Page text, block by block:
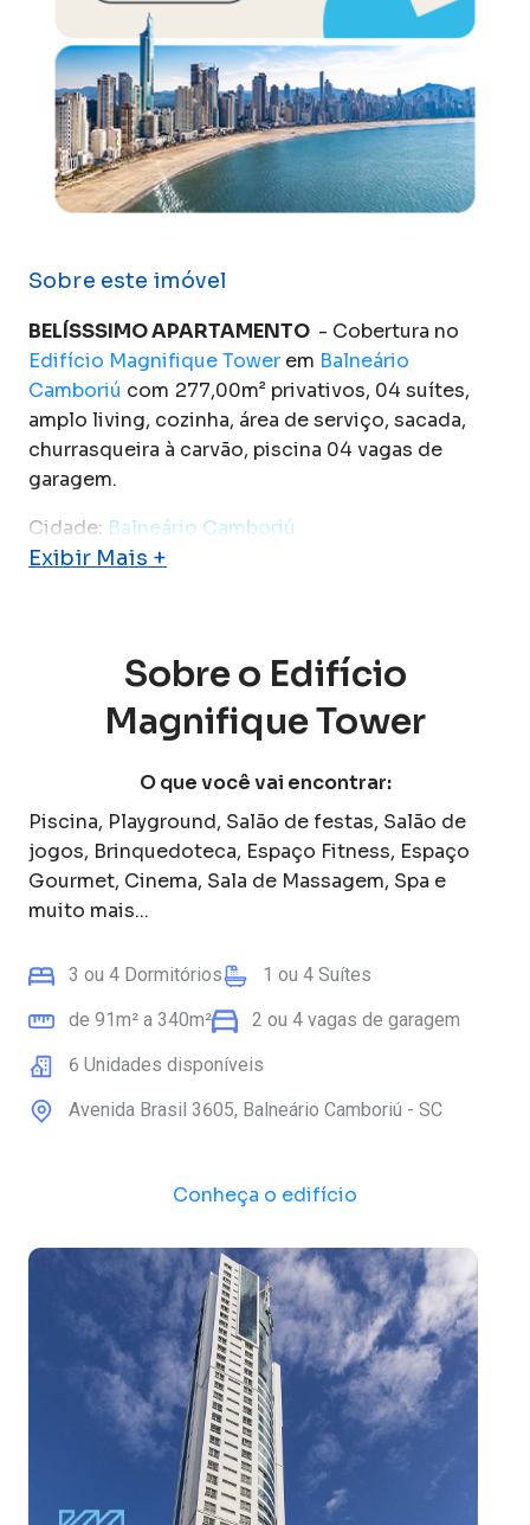
Sobre este imóvel
BELÍSSSIMO APARTAMENTO - Cobertura no
Edifício Magnifique Tower em Balneário
Camboriú com 277,00m² privativos, 04 suítes,
amplo living, cozinha, área de serviço, sacada,
churrasqueira à carvão, piscina 04 vagas de
garagem.
Cidade: Balneário Camboriú
Exibir Mais +
Sobre o Edifício
Magnifique Tower
O que você vai encontrar:
Piscina, Playground, Salão de festas, Salão de
jogos, Brinquedoteca, Espaço Fitness, Espaço
Gourmet, Cinema, Sala de Massagem, Spa e
muito mais...
3 ou 4 Dormitórios 1 ou 4 Suítes
de 91m² a 340m² 2 ou 4 vagas de garagem
6 Unidades disponíveis
Avenida Brasil 3605, Balneário Camboriú - SC
Conheça o edifício